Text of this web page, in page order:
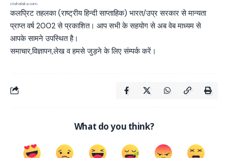
ctahalaka.com.
कलप्रिट तहलका (राष्ट्रीय हिन्दी साप्ताहिक) भारत/उप्र सरकार से मान्यता
प्राप्त वर्ष 2002 से प्रकाशित। आप सभी के सहयोग से अब वेब माध्यम से
आपके सामने उपस्थित है।
समाचार,विज्ञापन,लेख व हमसे जुड़ने के लिए संम्पर्क करें।
What do you think?